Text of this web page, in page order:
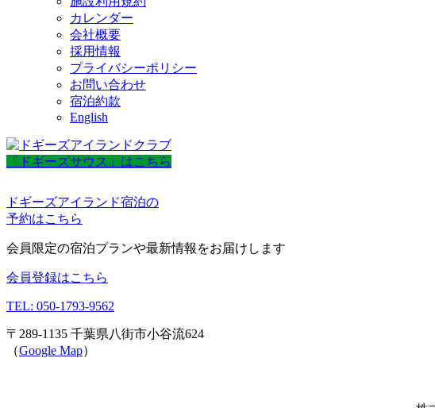
カレンダー
会社概要
採用情報
プライバシーポリシー
お問い合わせ
宿泊約款
English
「ドギーズサウス」はこちら
ドギーズアイランド宿泊の
予約はこちら
会員限定の宿泊プランや最新情報をお届けします
会員登録はこちら
TEL: 050-1793-9562
〒289-1135 千葉県八街市小谷流624
（Google Map）